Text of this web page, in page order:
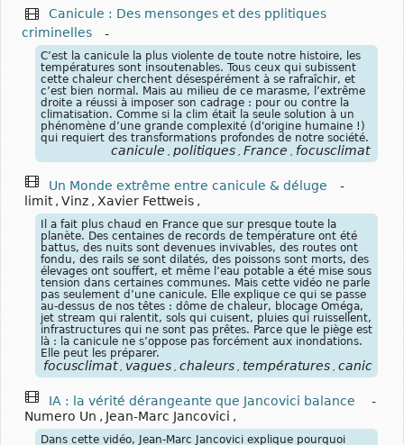
Canicule : Des mensonges et des pplitiques
criminelles
-
C’est la canicule la plus violente de toute notre histoire, les
températures sont insoutenables. Tous ceux qui subissent
cette chaleur cherchent désespérément à se rafraîchir, et
c’est bien normal. Mais au milieu de ce marasme, l’extrême
droite a réussi à imposer son cadrage : pour ou contre la
climatisation. Comme si la clim était la seule solution à un
phénomène d’une grande complexité (d'origine humaine !)
qui requiert des transformations profondes de notre société.
canicule , politiques , France , focusclimat
Un Monde extrême entre canicule & déluge
-
limit , Vinz , Xavier Fettweis ,
Il a fait plus chaud en France que sur presque toute la
planète. Des centaines de records de température ont été
battus, des nuits sont devenues invivables, des routes ont
fondu, des rails se sont dilatés, des poissons sont morts, des
élevages ont souffert, et même l’eau potable a été mise sous
tension dans certaines communes. Mais cette vidéo ne parle
pas seulement d’une canicule. Elle explique ce qui se passe
au-dessus de nos têtes : dôme de chaleur, blocage Oméga,
jet stream qui ralentit, sols qui cuisent, pluies qui ruissellent,
infrastructures qui ne sont pas prêtes. Parce que le piège est
là : la canicule ne s’oppose pas forcément aux inondations.
Elle peut les préparer.
focusclimat vagues chaleurs températures canicules
IA : la vérité dérangeante que Jancovici balance
-
Numero Un , Jean-Marc Jancovici ,
Dans cette vidéo, Jean-Marc Jancovici explique pourquoi